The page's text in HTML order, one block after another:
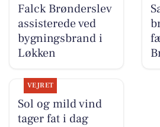
Falck Brønderslev
assisterede ved
bygningsbrand i
Løkken
VEJRET
Sol og mild vind
tager fat i dag